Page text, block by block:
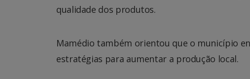
qualidade dos produtos.
Mamédio também orientou que o município
estratégias para aumentar a produção local.